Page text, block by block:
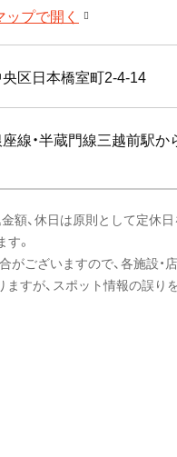
プで開く
区日本橋室町2-4-14
線・半蔵門線三越前駅か
、休日は原則として定休日
。
がございますので、各施設・
すが、スポット情報の誤り